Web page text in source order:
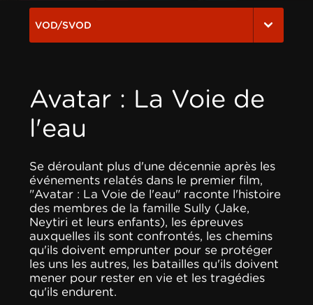
VOD/SVOD
Avatar : La Voie de
l'eau
Se déroulant plus d'une décennie après les
événements relatés dans le premier film,
"Avatar : La Voie de l'eau" raconte l'histoire
des membres de la famille Sully (Jake,
Neytiri et leurs enfants), les épreuves
auxquelles ils sont confrontés, les chemins
qu'ils doivent emprunter pour se protéger
les uns les autres, les batailles qu'ils doivent
mener pour rester en vie et les tragédies
qu'ils endurent.